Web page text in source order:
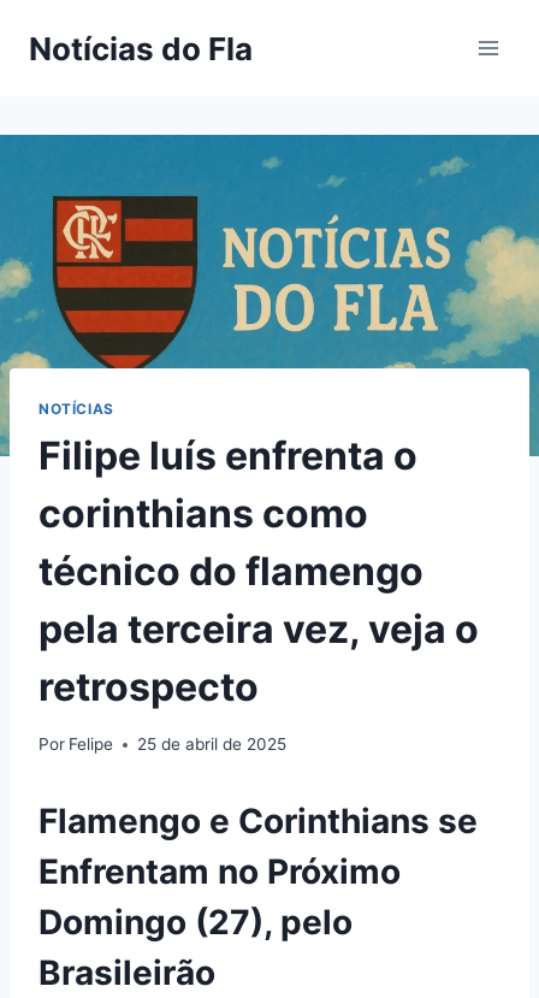
paraNotícias do Fla
NOTÍCIAS
Filipe luís enfrenta o
corinthians como
técnico do flamengo
pela terceira vez, veja o
retrospecto
Por Felipe 25 de abril de 2025
Flamengo e Corinthians se
Enfrentam no Próximo
Domingo (27), pelo
Brasileirão